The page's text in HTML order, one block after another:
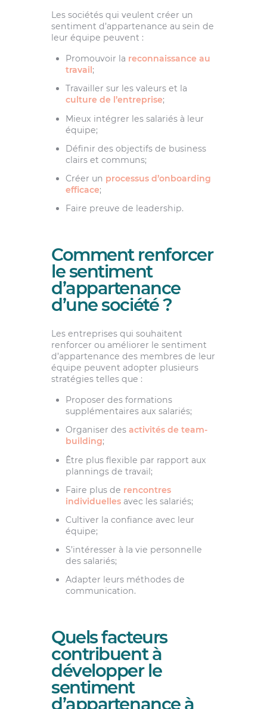
Les sociétés qui veulent créer un
sentiment d’appartenance au sein de
leur équipe peuvent :
Promouvoir la reconnaissance au
travail;
Travailler sur les valeurs et la
culture de l’entreprise;
Mieux intégrer les salariés à leur
équipe;
Définir des objectifs de business
clairs et communs;
Créer un processus d’onboarding
efficace;
Faire preuve de leadership.
Comment renforcer
le sentiment
d’appartenance
d’une société ?
Les entreprises qui souhaitent
renforcer ou améliorer le sentiment
d’appartenance des membres de leur
équipe peuvent adopter plusieurs
stratégies telles que :
Proposer des formations
supplémentaires aux salariés;
Organiser des activités de team-
building;
Être plus flexible par rapport aux
plannings de travail;
Faire plus de rencontres
individuellesavec les salariés;
Cultiver la confiance avec leur
équipe;
S’intéresser à la vie personnelle
des salariés;
Adapter leurs méthodes de
communication.
Quels facteurs
contribuent à
développer le
sentiment
d’appartenance à